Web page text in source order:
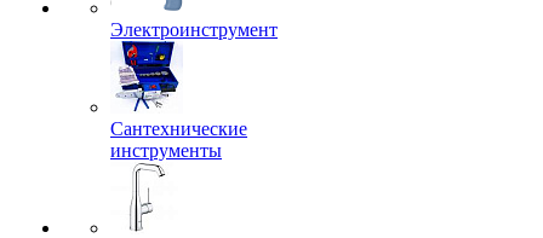
Электроинструмент
Сантехнические
инструменты